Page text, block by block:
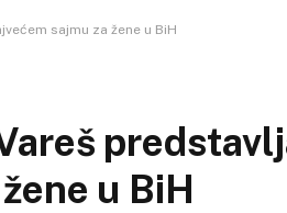
sajmu za žene u BiH
u BiH